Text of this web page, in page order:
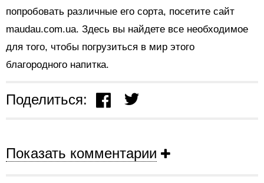
попробовать различные его сорта, посетите сайт
maudau.com.ua. Здесь вы найдете все необходимое
для того, чтобы погрузиться в мир этого
благородного напитка.
Поделиться:
Показать комментарии